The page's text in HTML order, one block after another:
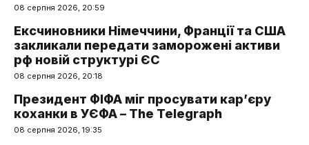
08 серпня 2026, 20:59
Ексчиновники Німеччини, Франції та США
закликали передати заморожені активи
рф новій структурі ЄС
08 серпня 2026, 20:18
Президент ФІФА міг просувати кар’єру
коханки в УЄФА – The Telegraph
08 серпня 2026, 19:35